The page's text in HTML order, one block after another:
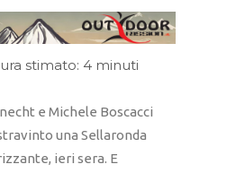
stimato: 4 minuti
e Michele Boscacci
una Sellaronda
ieri sera. E